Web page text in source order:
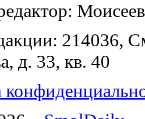
214036,
д. 33, кв. 40